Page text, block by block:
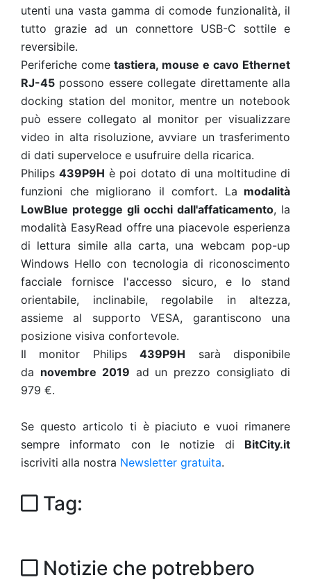
utenti una vasta gamma di comode funzionalità, il
tutto grazie ad un connettore USB-C sottile e
reversibile.
Periferiche come tastiera, mouse e cavo Ethernet
RJ-45 possono essere collegate direttamente alla
docking station del monitor, mentre un notebook
può essere collegato al monitor per visualizzare
video in alta risoluzione, avviare un trasferimento
di dati superveloce e usufruire della ricarica.
Philips 439P9H è poi dotato di una moltitudine di
funzioni che migliorano il comfort. La modalità
LowBlue protegge gli occhi dall'affaticamento, la
modalità EasyRead offre una piacevole esperienza
di lettura simile alla carta, una webcam pop-up
Windows Hello con tecnologia di riconoscimento
facciale fornisce l'accesso sicuro, e lo stand
orientabile, inclinabile, regolabile in altezza,
assieme al supporto VESA, garantiscono una
posizione visiva confortevole.
Il monitor Philips
439P9H
sarà disponibile
da novembre 2019 ad un prezzo consigliato di
979 €.
Se questo articolo ti è piaciuto e vuoi rimanere
sempre informato con le notizie di BitCity.it
iscriviti alla nostra Newsletter gratuita.
Tag:
Notizie che potrebbero